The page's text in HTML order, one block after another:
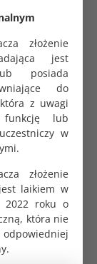
złożenie
jest
posiada
do
z uwagi
funkcję lub
w
złożenie
laikiem w
2022 roku o
która nie
ryzyka
narzędzie
jest
lecz
Znajduje
przy
(IUD),
badaniach
macicy
pola